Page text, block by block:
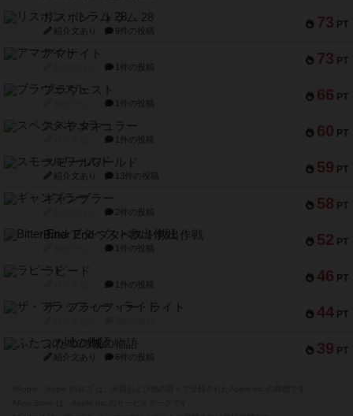
73 PT
リスボン・トラム 28
紹介文あり 9件の投稿
73 PT
アマナイト
1件の投稿
66 PT
ブラヴェスト
1件の投稿
60 PT
スペクタキュラー
1件の投稿
59 PT
スモールワールド
紹介文あり 13件の投稿
58 PT
ギャンブラー
2件の投稿
52 PT
Bitter End ブタペスト救出作戦
1件の投稿
46 PT
ラピード
1件の投稿
44 PT
ザ・フラッフィー・ライト
39 PT
ふたつの城の物語
紹介文あり 6件の投稿